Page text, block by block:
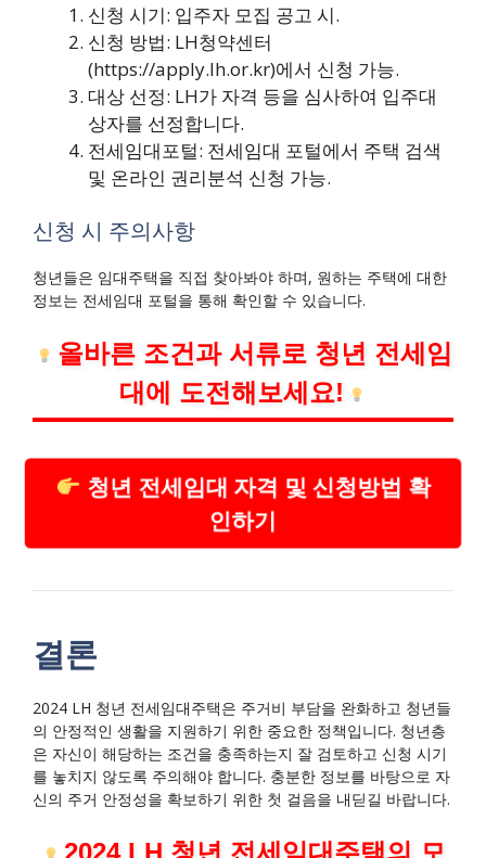
신청 시기: 입주자 모집 공고 시.
신청 방법: LH청약센터
(https://apply.lh.or.kr)에서 신청 가능.
대상 선정: LH가 자격 등을 심사하여 입주대
상자를 선정합니다.
전세임대포털: 전세임대 포털에서 주택 검색
및 온라인 권리분석 신청 가능.
신청 시 주의사항
청년들은 임대주택을 직접 찾아봐야 하며, 원하는 주택에 대한
정보는 전세임대 포털을 통해 확인할 수 있습니다.
올바른 조건과 서류로 청년 전세임
대에 도전해보세요!
청년 전세임대 자격 및 신청방법 확
인하기
결론
2024 LH 청년 전세임대주택은 주거비 부담을 완화하고 청년들
의 안정적인 생활을 지원하기 위한 중요한 정책입니다. 청년층
은 자신이 해당하는 조건을 충족하는지 잘 검토하고 신청 시기
를 놓치지 않도록 주의해야 합니다. 충분한 정보를 바탕으로 자
신의 주거 안정성을 확보하기 위한 첫 걸음을 내딛길 바랍니다.
2024 LH 청년 전세임대주택의 모